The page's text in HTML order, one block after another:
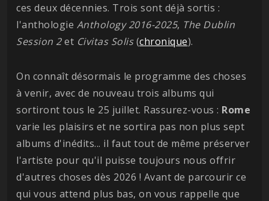
ces deux décennies. Trois sont déjà sortis :
l'anthologie Anthology 2016-2025, The Dublin
Session 2et Civitas Solis(chronique).
On connaît désormais le programme des choses
à venir, avec de nouveau trois albums qui
sortiront tous le 25 juillet. Rassurez-vous : Rome
varie les plaisirs et ne sortira pas non plus sept
albums d'inédits... il faut tout de même préserver
l'artiste pour qu'il puisse toujours nous offrir
d'autres choses dès 2026 ! Avant de parcourir ce
qui vous attend plus bas, on vous rappelle que